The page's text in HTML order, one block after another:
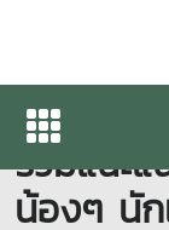
คณะสาร
ร่วมแนะ
น้องๆ นัก